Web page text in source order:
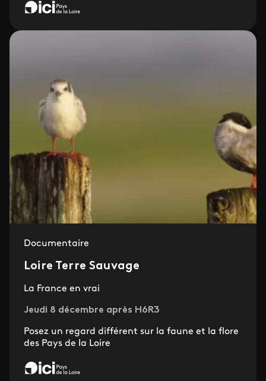
Documentaire
Loire Terre Sauvage
La France en vrai
Jeudi 8 décembre après H6R3
Posez un regard différent sur la faune et la flore
des Pays de la Loire